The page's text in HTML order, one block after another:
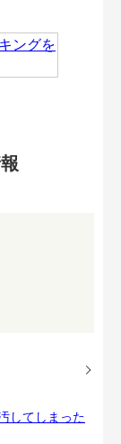
してしまった